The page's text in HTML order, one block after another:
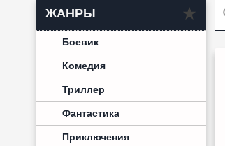
ЖАНРЫ
Боевик
Комедия
Триллер
Фантастика
Приключения